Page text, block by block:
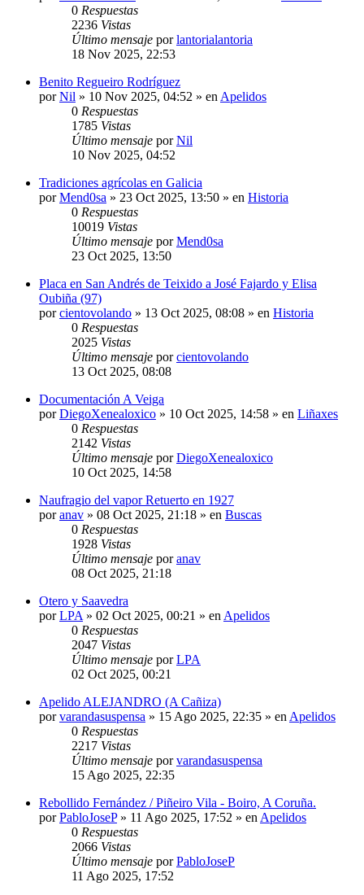
0 Respuestas
2236 Vistas
Último mensaje porlantorialantoria
18 Nov 2025, 22:53
Benito Regueiro Rodríguez
porNil » 10 Nov 2025, 04:52 » en Apelidos
0 Respuestas
1785 Vistas
Último mensaje porNil
10 Nov 2025, 04:52
Tradiciones agrícolas en Galicia
porMend0sa » 23 Oct 2025, 13:50 » en Historia
0 Respuestas
10019 Vistas
Último mensaje porMend0sa
23 Oct 2025, 13:50
Placa en San Andrés de Teixido a José Fajardo y Elisa
Oubiña (97)
porcientovolando » 13 Oct 2025, 08:08 » en Historia
0 Respuestas
2025 Vistas
Último mensaje porcientovolando
13 Oct 2025, 08:08
Documentación A Veiga
porDiegoXenealoxico » 10 Oct 2025, 14:58 » en Liñaxes
0 Respuestas
2142 Vistas
Último mensaje porDiegoXenealoxico
10 Oct 2025, 14:58
Naufragio del vapor Retuerto en 1927
poranav » 08 Oct 2025, 21:18 » en Buscas
0 Respuestas
1928 Vistas
Último mensaje poranav
08 Oct 2025, 21:18
Otero y Saavedra
porLPA » 02 Oct 2025, 00:21 » en Apelidos
0 Respuestas
2047 Vistas
Último mensaje porLPA
02 Oct 2025, 00:21
Apelido ALEJANDRO (A Cañiza)
porvarandasuspensa » 15 Ago 2025, 22:35 » en Apelidos
0 Respuestas
2217 Vistas
Último mensaje porvarandasuspensa
15 Ago 2025, 22:35
Rebollido Fernández / Piñeiro Vila - Boiro, A Coruña.
porPabloJoseP» 11 Ago 2025, 17:52 » en Apelidos
0 Respuestas
2066 Vistas
Último mensaje porPabloJoseP
11 Ago 2025, 17:52